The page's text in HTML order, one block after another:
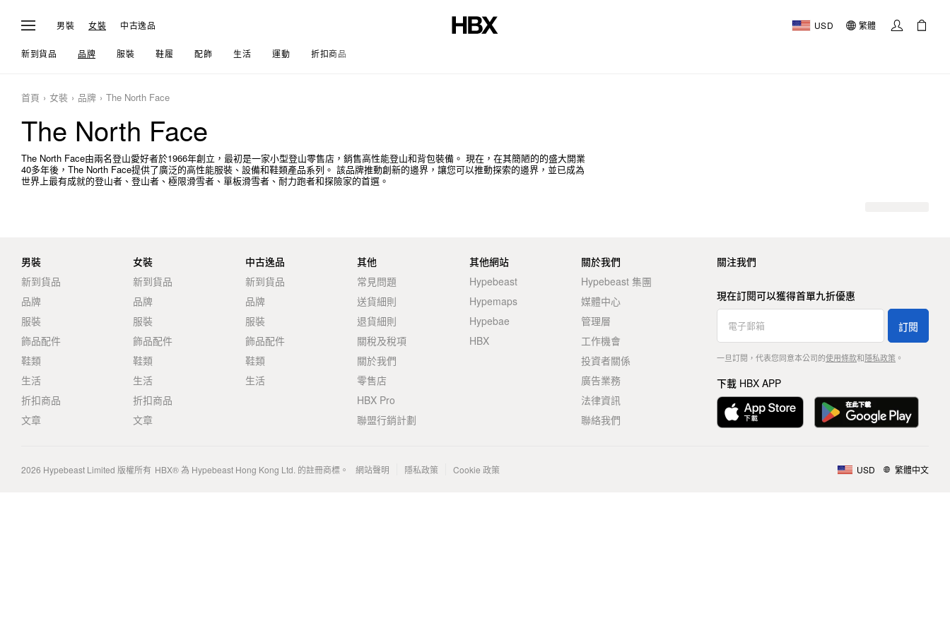
男裝 女裝 中古逸品 USD 繁體
新到貨品 品牌 服裝 鞋履 配飾 生活 運動 折扣商品
首頁 女裝 品牌 The North Face
The North Face
The North Face由兩名登山愛好者於1966年創立，最初是一家小型登山零售店，銷售高性能登山和背包裝備。 現在，在其簡陋的的盛大開業
40多年後，The North Face提供了廣泛的高性能服裝、設備和鞋類產品系列。 該品牌推動創新的邊界，讓您可以推動探索的邊界，並已成為
世界上最有成就的登山者、登山者、極限滑雪者、單板滑雪者、耐力跑者和探險家的首選。
男裝
新到貨品
品牌
服裝
飾品配件
鞋類
生活
折扣商品
文章
女裝
新到貨品
品牌
服裝
飾品配件
鞋類
生活
折扣商品
文章
中古逸品
新到貨品
品牌
服裝
飾品配件
鞋類
生活
其他
常見問題
送貨細則
退貨細則
關稅及稅項
關於我們
零售店
HBX Pro
聯盟行銷計劃
其他網站
Hypebeast
Hypemaps
Hypebae
HBX
關於我們
Hypebeast 集團
媒體中心
管理層
工作機會
投資者關係
廣告業務
法律資訊
聯絡我們
關注我們
現在訂閱可以獲得首單九折優惠
訂閱
一旦訂閱，代表您同意本公司的使用條款和隱私政策。
下載 HBX APP
2026 Hypebeast Limited 版權所有 HBX® 為 Hypebeast Hong Kong Ltd. 的註冊商標。 網站聲明 隱私政策 Cookie 政策 USD 繁體中文